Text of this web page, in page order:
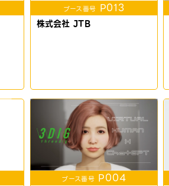
ブース番号 P013
株式会社 JTB
ブース番号P004